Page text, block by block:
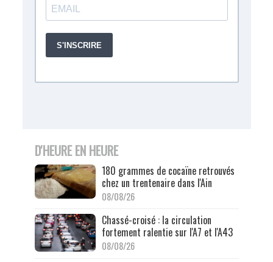
D'HEURE EN HEURE
180 grammes de cocaïne retrouvés
chez un trentenaire dans l'Ain
08/08/26
Chassé-croisé : la circulation
fortement ralentie sur l'A7 et l'A43
08/08/26